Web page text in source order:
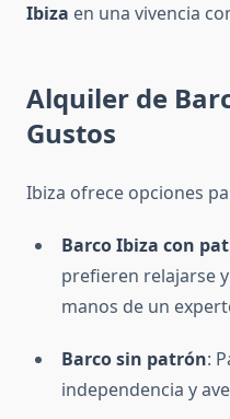
Ibiza en una vivencia
Alquiler de
Gustos
Ibiza ofrece opciones
Barco Ibiza con
prefieren relajarse
manos de un
Barco sin patrón:
independencia y